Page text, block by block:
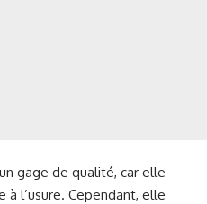
gage de qualité, car elle
l’usure. Cependant, elle